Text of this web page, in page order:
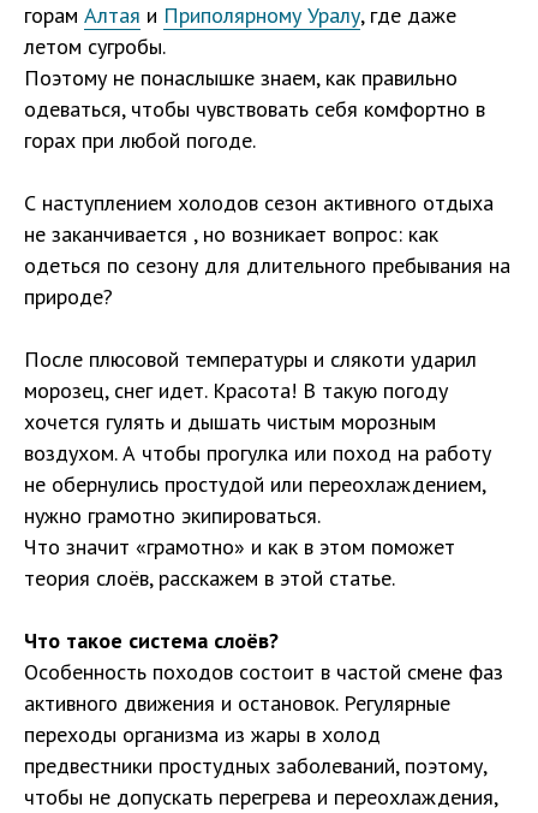
горам Алтая и Приполярному Уралу, где даже
летом сугробы.
Поэтому не понаслышке знаем, как правильно
одеваться, чтобы чувствовать себя комфортно в
горах при любой погоде.
С наступлением холодов сезон активного отдыха
не заканчивается , но возникает вопрос: как
одеться по сезону для длительного пребывания на
природе?
После плюсовой температуры и слякоти ударил
морозец, снег идет. Красота! В такую погоду
хочется гулять и дышать чистым морозным
воздухом. А чтобы прогулка или поход на работу
не обернулись простудой или переохлаждением,
нужно грамотно экипироваться.
Что значит «грамотно» и как в этом поможет
теория слоёв, расскажем в этой статье.
Что такое система слоёв?
Особенность походов состоит в частой смене фаз
активного движения и остановок. Регулярные
переходы организма из жары в холод
предвестники простудных заболеваний, поэтому,
чтобы не допускать перегрева и переохлаждения,